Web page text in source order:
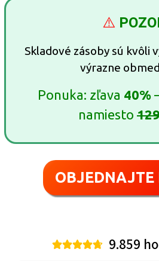
⚠️
Skladové zásoby sú kvôli
výrazne
Ponuka: zľava 40%
namiesto
OBJEDNAJTE
 9.859